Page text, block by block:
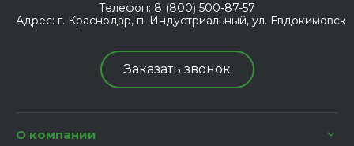
Телефон: 8 (800) 500-87-57
Адрес: г. Краснодар, п. Индустриальный, ул.
Заказать звонок
О компании